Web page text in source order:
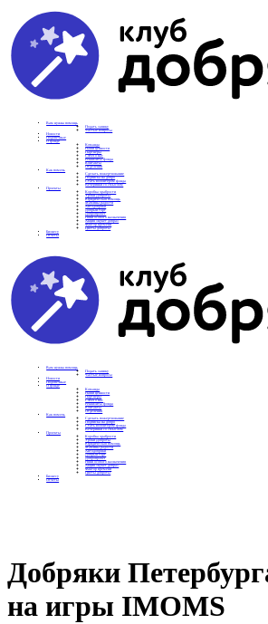
Вам нужна помощь
Подать заявку
Частые вопросы
Новости
Подопечные
О фонде
Команда
Наши ценности
Партнеры
СМИ о нас
Реквизиты фонда
Контакты
Отделения
Как помочь
Сделать пожертвование
Подписка на добро
Стать волонтером фонда
Вечеринки со смыслом
Проекты
Коробка храбрости
Уроки Доброты
Юридическая помощь
Мамины радости
Автодобряки
Добрый торт
Добропробег
Няни особого назначения
Акция «Букет добра»
Фактор времени
Цветы доброты
Бизнесу
Отчеты
Вам нужна помощь
Подать заявку
Частые вопросы
Новости
Подопечные
О фонде
Команда
Наши ценности
Партнеры
СМИ о нас
Реквизиты фонда
Контакты
Отделения
Как помочь
Сделать пожертвование
Подписка на добро
Стать волонтером фонда
Вечеринки со смыслом
Проекты
Коробка храбрости
Уроки Доброты
Юридическая помощь
Мамины радости
Автодобряки
Добрый торт
Добропробег
Няни особого назначения
Акция «Букет добра»
Фактор времени
Цветы доброты
Бизнесу
Отчеты
Добряки
на игры IMOMS